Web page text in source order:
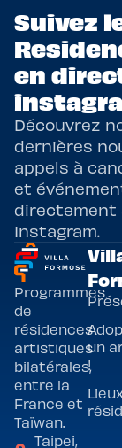
Suivez
en
Découvrez
dernières
appels à
et
directement
Instagram.
Programmes
de
résidences
artistiques
bilatérales,
entre la
France et
Taïwan.
Taipei,
un
!